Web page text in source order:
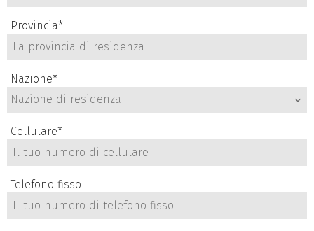
Provincia*
Nazione*
Nazione di residenza
Cellulare*
Telefono fisso